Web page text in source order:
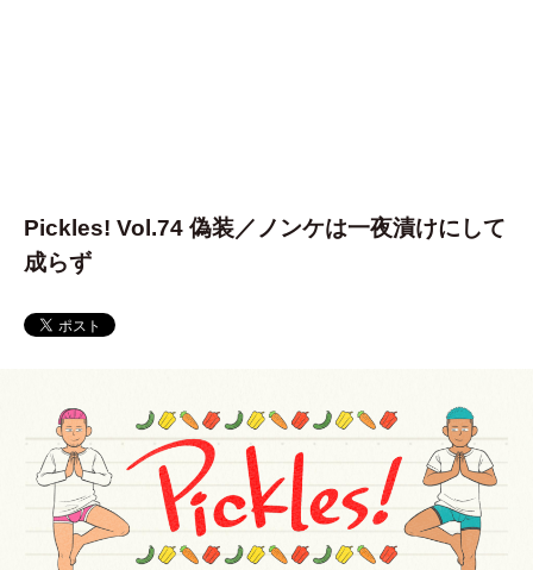
Pickles! Vol.74 偽装／ノンケは一夜漬けにして
成らず